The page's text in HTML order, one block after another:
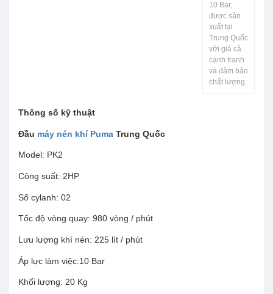
10 Bar,
được sản
xuất tại
Trung Quốc
với giá cả
cạnh tranh
và đảm bảo
chất lượng.
Thông số kỹ thuật
Đầu máy nén khí Puma Trung Quốc
Model: PK2
Công suất: 2HP
Số cylanh: 02
Tốc độ vòng quay: 980 vòng / phút
Lưu lượng khí nén: 225 lít / phút
Áp lực làm việc:10 Bar
Khối lượng: 20 Kg